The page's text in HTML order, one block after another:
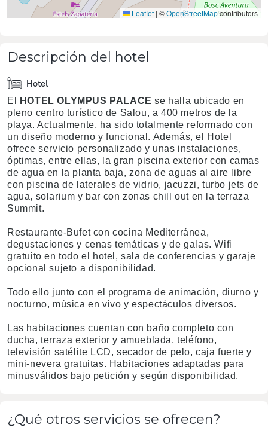
Leaflet | ©OpenStreetMapcontributors
Descripción del hotel
Hotel
El HOTEL OLYMPUS PALAC E se halla ubicado en
pleno centro turístico de Salou, a 400 metros de la
playa. Actualmente, ha sido totalmente reformado con
un diseño moderno y funcional. Además, el Hotel
ofrece servicio personalizado y unas instalaciones,
óptimas, entre ellas, la gran piscina exterior con camas
de agua en la planta baja, zona de aguas al aire libre
con piscina de laterales de vidrio, jacuzzi, turbo jets de
agua, solarium y bar con zonas chill out en la terraza
Summit.
Restaurante-Bufet con cocina Mediterránea,
degustaciones y cenas temáticas y de galas. Wifi
gratuito en todo el hotel, sala de conferencias y garaje
opcional sujeto a disponibilidad.
Todo ello junto con el programa de animación, diurno y
nocturno, música en vivo y espectáculos diversos.
Las habitaciones cuentan con baño completo con
ducha, terraza exterior y amueblada, teléfono,
televisión satélite LCD, secador de pelo, caja fuerte y
mini-nevera gratuitas. Habitaciones adaptadas para
minusválidos bajo petición y según disponibilidad.
¿Qué otros servicios se ofrecen?